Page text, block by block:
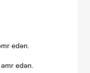
edən.
edən.